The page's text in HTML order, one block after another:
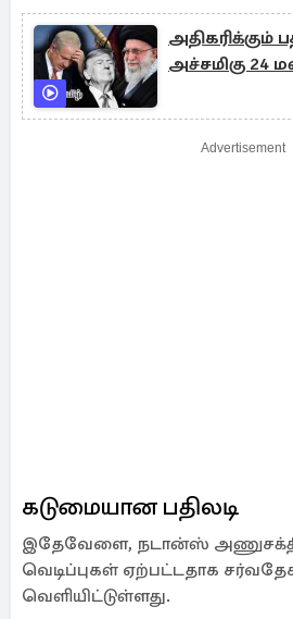
அதிகரிக்கும்
அச்சமிகு 24
Advertisement
கடுமையான பதிலடி
இதேவேளை, நடான்ஸ்
வெடிப்புகள் ஏற்பட்டதாக
வெளியிட்டுள்ளது.